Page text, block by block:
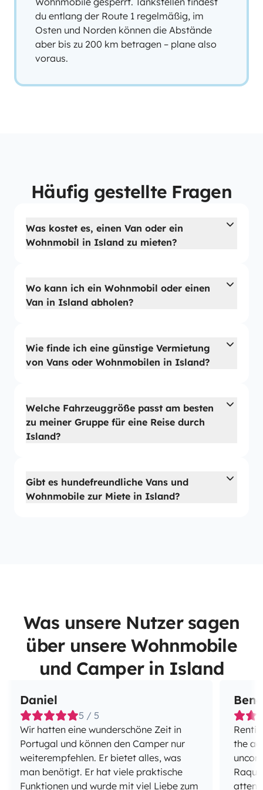
du entlang der Route 1 regelmäßig, im
Osten und Norden können die Abstände
aber bis zu 200 km betragen – plane also
voraus.
Häufig gestellte Fragen
Was kostet es, einen Van oder ein
Wohnmobil in Island zu mieten?
Wo kann ich ein Wohnmobil oder einen
Van in Island abholen?
Wie finde ich eine günstige Vermietung
von Vans oder Wohnmobilen in Island?
Welche Fahrzeuggröße passt am besten
zu meiner Gruppe für eine Reise durch
Island?
Gibt es hundefreundliche Vans und
Wohnmobile zur Miete in Island?
Was unsere Nutzer sagen
über unsere Wohnmobile
und Camper in Island
Daniel
5 / 5
Wir hatten eine wunderschöne Zeit in
Portugal und können den Camper nur
weiterempfehlen. Er bietet alles, was
man benötigt. Er hat viele praktische
Funktionen und wurde mit viel Liebe zum
the